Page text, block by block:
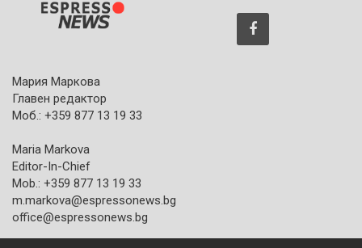
Мария Маркова
Главен редактор
Моб.: +359 877 13 19 33
Maria Markova
Editor-In-Chief
Mob.: +359 877 13 19 33
m.markova@espressonews.bg
office@espressonews.bg